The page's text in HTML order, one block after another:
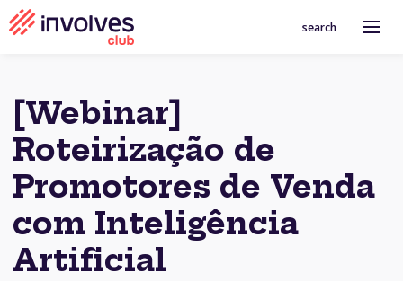
search
[Webinar]
Roteirização de
Promotores de Venda
com Inteligência
Artificial